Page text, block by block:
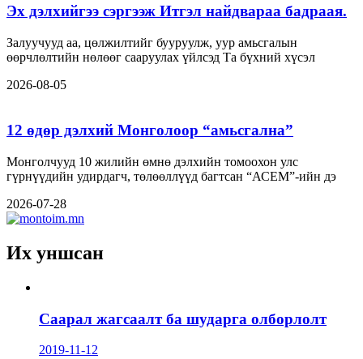
Эх дэлхийгээ сэргээж Итгэл найдвараа бадраая.
Залуучууд аа, цөлжилтийг бууруулж, уур амьсгалын
өөрчлөлтийн нөлөөг сааруулах үйлсэд Та бүхний хүсэл
2026-08-05
12 өдөр дэлхий Монголоор “амьсгална”
Монголчууд 10 жилийн өмнө дэлхийн томоохон улс
гүрнүүдийн удирдагч, төлөөллүүд багтсан “АСЕМ”-ийн дэ
2026-07-28
Их уншсан
Саарал жагсаалт ба шударга олборлолт
2019-11-12